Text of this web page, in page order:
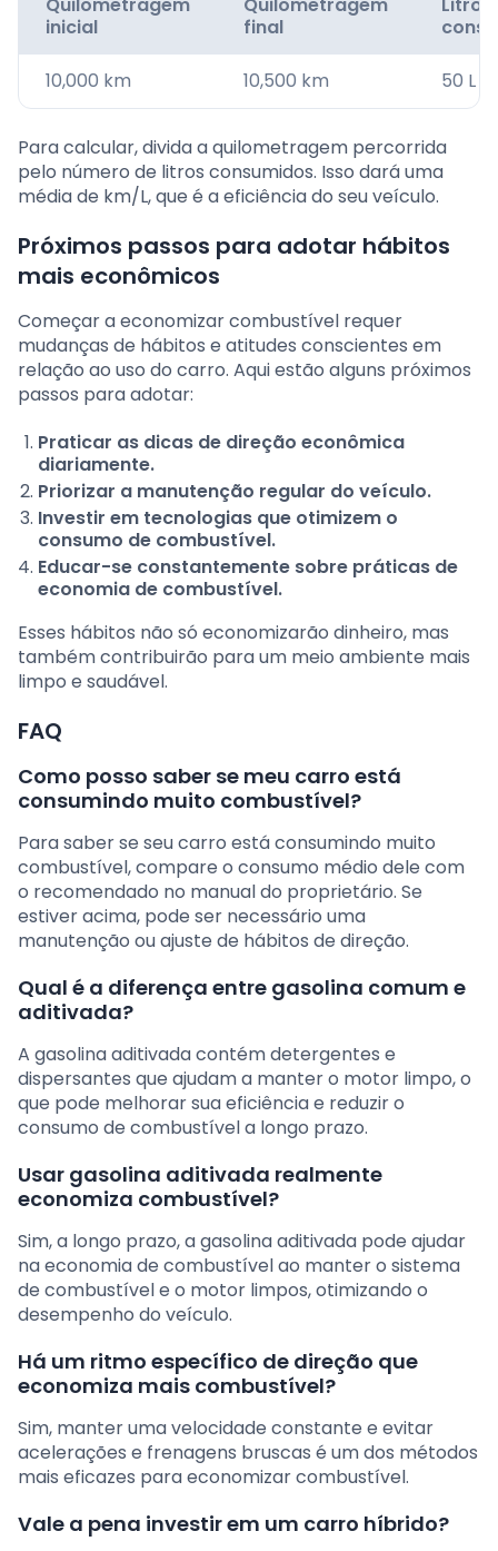
Quilometragem
inicial
Quilometragem
final
Litros
10,000 km 10,500 km 50 L
Para calcular, divida a quilometragem percorrida
pelo número de litros consumidos. Isso dará uma
média de km/L, que é a eficiência do seu veículo.
Próximos passos para adotar hábitos
mais econômicos
Começar a economizar combustível requer
mudanças de hábitos e atitudes conscientes em
relação ao uso do carro. Aqui estão alguns próximos
passos para adotar:
Praticar as dicas de direção econômica
diariamente.
Priorizar a manutenção regular do veículo.
Investir em tecnologias que otimizem o
consumo de combustível.
Educar-se constantemente sobre práticas de
economia de combustível.
Esses hábitos não só economizarão dinheiro, mas
também contribuirão para um meio ambiente mais
limpo e saudável.
FAQ
Como posso saber se meu carro está
consumindo muito combustível?
Para saber se seu carro está consumindo muito
combustível, compare o consumo médio dele com
o recomendado no manual do proprietário. Se
estiver acima, pode ser necessário uma
manutenção ou ajuste de hábitos de direção.
Qual é a diferença entre gasolina comum e
aditivada?
A gasolina aditivada contém detergentes e
dispersantes que ajudam a manter o motor limpo, o
que pode melhorar sua eficiência e reduzir o
consumo de combustível a longo prazo.
Usar gasolina aditivada realmente
economiza combustível?
Sim, a longo prazo, a gasolina aditivada pode ajudar
na economia de combustível ao manter o sistema
de combustível e o motor limpos, otimizando o
desempenho do veículo.
Há um ritmo específico de direção que
economiza mais combustível?
Sim, manter uma velocidade constante e evitar
acelerações e frenagens bruscas é um dos métodos
mais eficazes para economizar combustível.
Vale a pena investir em um carro híbrido?